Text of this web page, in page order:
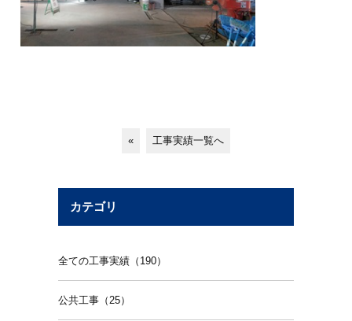
« 工事実績一覧へ
カテゴリ
全ての工事実績（190）
公共工事（25）